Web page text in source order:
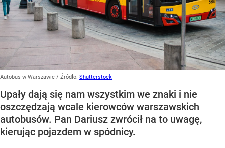
Autobus w Warszawie / Źródło: Shutterstock
Upały dają się nam wszystkim we znaki i nie
oszczędzają wcale kierowców warszawskich
autobusów. Pan Dariusz zwrócił na to uwagę,
kierując pojazdem w spódnicy.